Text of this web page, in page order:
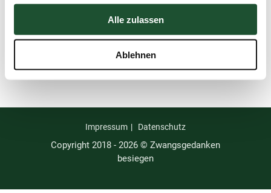
gesammelt haben.
Alle zulassen
Ablehnen
Impressum Datenschutz
Copyright 2018 - 2026 © Zwangsgedanken
besiegen